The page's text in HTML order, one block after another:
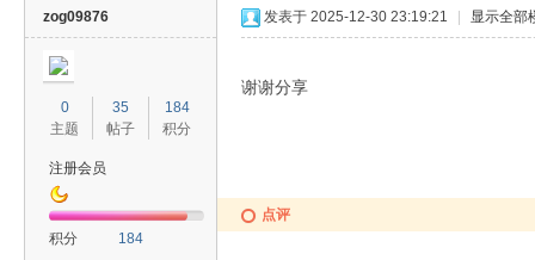
zog09876
0
主题
35
帖子
184
积分
注册会员
积分
184
发表于 2025-12-30 23:19:21 显示全部
谢谢分享
点评